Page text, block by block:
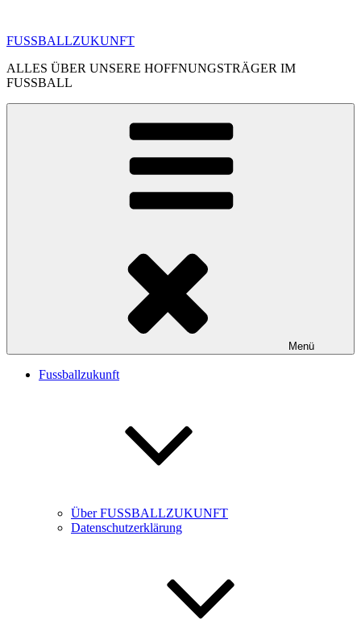
springen
FUSSBALLZUKUNFT
ALLES ÜBER UNSERE HOFFNUNGSTRÄGER IM
FUSSBALL
Menü
Fussballzukunft
Über FUSSBALLZUKUNFT
Datenschutzerklärung